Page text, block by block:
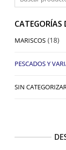
CATEGORÍAS
MARISCOS (18)
PESCADOS Y
SIN